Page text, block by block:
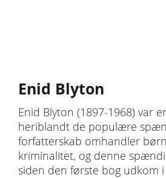
Enid Blyton
Enid Blyton (1897-1968) var
heriblandt de populære
forfatterskab omhandler
kriminalitet, og denne
siden den første bog udkom i